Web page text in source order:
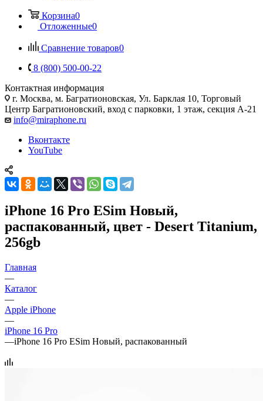
Корзина0
Отложенные0
Сравнение товаров0
8 (800) 500-00-22
Контактная информация
г. Москва, м. Багратионовская, Ул. Барклая 10, Торговый
Центр Багратионовский, вход с парковки, 1 этаж, секция А-21
info@miraphone.ru
Вконтакте
YouTube
iPhone 16 Pro ESim Новый,
распакованный, цвет - Desert Titanium,
256gb
Главная
—
Каталог
—
Apple iPhone
—
iPhone 16 Pro
—iPhone 16 Pro ESim Новый, распакованный